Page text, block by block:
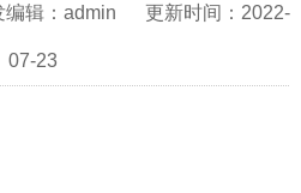
辑：admin 更新时间：2022-
07-23